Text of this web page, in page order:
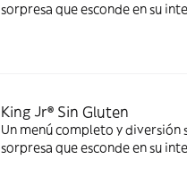
sorpresa que esconde en su
King Jr® Sin Gluten
Un menú completo y diversión
sorpresa que esconde en su